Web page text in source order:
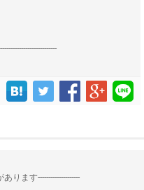
ります--------------------